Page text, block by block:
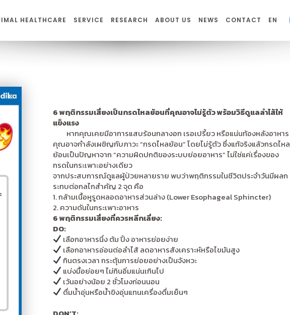
HEALTHCARE SERVICE RESEARCH ABOUT US NEWS CONTACT EN
6 พฤติกรรมเสี่ยงเป็นกรดไหลย้อนที่คุณอาจไม่รู้ตัว พร้อมวิธีดูแลลำไส้ให้
แข็งแรง
หากคุณเคยมีอาการแสบร้อนกลางอก เรอเปรี้ยว หรือแน่นท้องหลังอาหาร
คุณอาจกำลังเผชิญกับภาวะ “กรดไหลย้อน” โดยไม่รู้ตัว ซึ่งแท้จริงแล้วกรดไหล
ย้อนเป็นปัญหาจาก “ความผิดปกติของระบบย่อยอาหาร” ไม่ใช่แค่เรื่องของ
กรดในกระเพาะอย่างเดียว
จากประสบการณ์ดูแลผู้ป่วยหลายราย พบว่าพฤติกรรมในชีวิตประจำวันมีผลก
ระทบต่อกลไกสำคัญ 2 จุด คือ
1. กล้ามเนื้อหูรูดหลอดอาหารส่วนล่าง (Lower Esophageal Sphincter)
2. ความดันในกระเพาะอาหาร
6 พฤติกรรมเสี่ยงที่ควรหลีกเลี่ยง:
DO:
เลือกอาหารนึ่ง ต้ม ปิ้ง อาหารย่อยง่าย
เลือกอาหารอ่อนต่อลำไส้ ลดอาหารสังเคราะห์หรือไขมันสูง
กินตรงเวลา กระตุ้นการย่อยอย่างเป็นจังหวะ
แบ่งมื้อย่อยๆ ไม่กินอิ่มแน่นเกินไป
เว้นอย่างน้อย 2 ชั่วโมงก่อนนอน
ดื่มน้ำอุ่นหรือน้ำขิงอุ่นแทนเครื่องดื่มเย็นๆ